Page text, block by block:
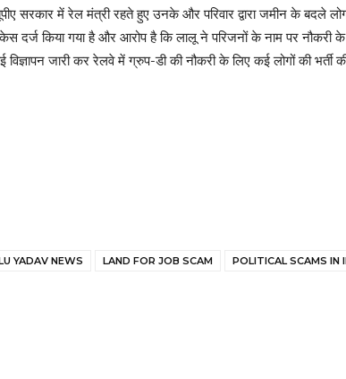
में रेल मंत्री रहते हुए उनके और परिवार द्वारा जमीन के बदले
दर्ज किया गया है और आरोप है कि लालू ने परिजनों के नाम पर नौकरी
जारी कर रेलवे में ग्रुप-डी की नौकरी के लिए कई लोगों की भर्ती
YADAV NEWS LAND FOR JOB SCAM
POLITICAL SCAMS IN